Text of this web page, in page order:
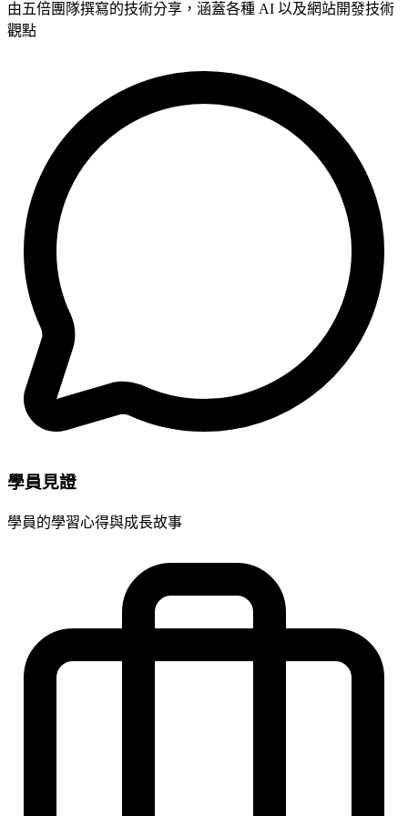
由五倍團隊撰寫的技術分享，涵蓋各種 AI 以及網站開發技術
觀點
學員見證
學員的學習心得與成長故事